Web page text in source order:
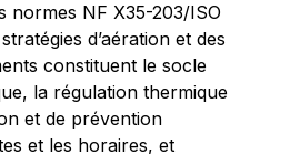
normes NF X35-203/ISO
d’aération et des
constituent le socle
la régulation thermique
et de prévention
et les horaires, et